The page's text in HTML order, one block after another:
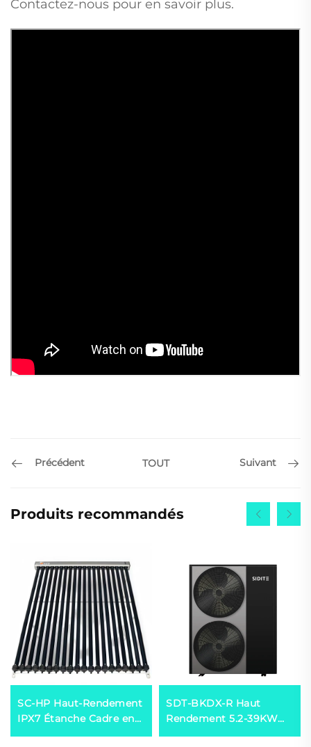
Contactez-nous pour en savoir plus.
Précédent TOUT Suivant
Produits recommandés
SC-HP Haut-Rendement
IPX7 Étanche Cadre en
Aluminium Collecteur
SDT-BKDX-R Haut
Rendement 5.2-39KW
Pompe à Chaleur